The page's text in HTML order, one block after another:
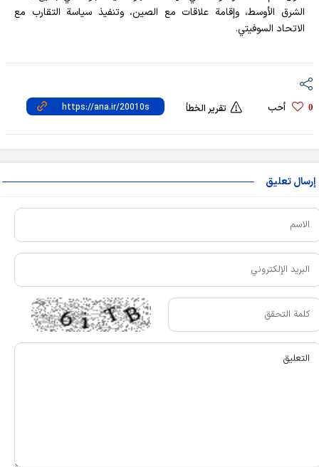
الشرق الأوسط، وإقامة علاقات مع الصين، وتنفيذ سياسة التقارب مع
الاتحاد السوفيتي.
0 أحب تقرير الخطأ
إرسال تعليق